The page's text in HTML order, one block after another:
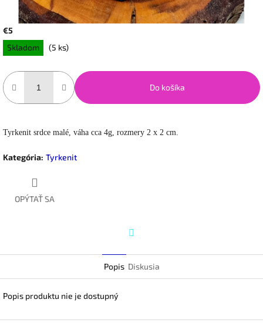
€5
Jednotková
cena:
Skladom (5 ks)
Do košíka
Tyrkenit srdce malé, váha cca 4g, rozmery 2 x 2 cm.
Kategória: Tyrkenit
OPÝTAŤ SA
Popis Diskusia
Popis produktu nie je dostupný